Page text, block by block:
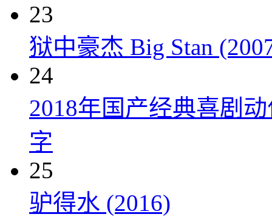
23
狱中豪杰 Big Stan
24
2018年国产经典喜剧
字
25
驴得水 (2016)